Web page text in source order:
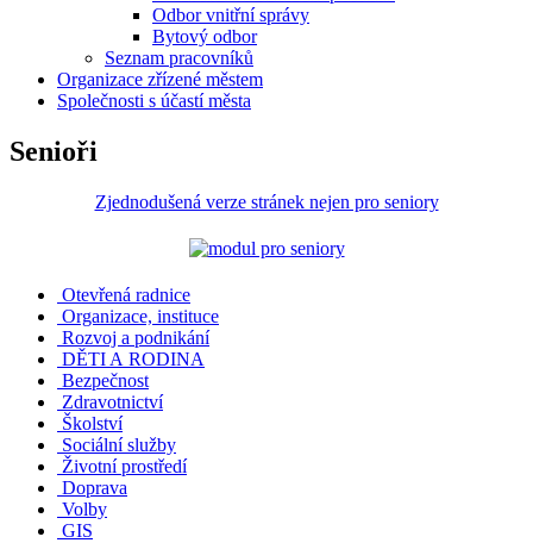
Odbor vnitřní správy
Bytový odbor
Seznam pracovníků
Organizace zřízené městem
Společnosti s účastí města
Senioři
Zjednodušená verze stránek nejen pro seniory
Otevřená radnice
Organizace, instituce
Rozvoj a podnikání
DĚTI A RODINA
Bezpečnost
Zdravotnictví
Školství
Sociální služby
Životní prostředí
Doprava
Volby
GIS